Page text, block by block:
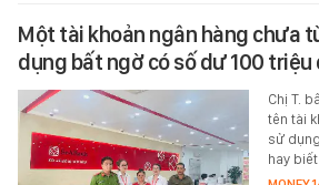
Một tài khoản ngân hàng chưa
dụng bất ngờ có số dư 100 triệu
Chị T.
tên tài
sử
hay